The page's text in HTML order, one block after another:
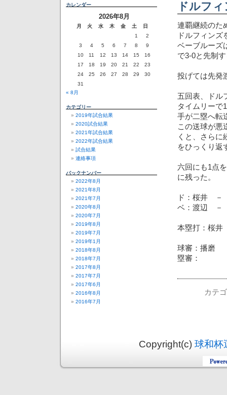
ドルフ
連覇継続のた
ドルフィン
ベーブルーズ
で3-0と先制
投げては先発
五回表、ドル
タイムリーで
手が二塁へ転
この送球が悪
くと、さらに
をひっくり返
六回にも1点
に残った。
ド：桜井
ベ：渡辺 －
本塁打：桜井
球審：播磨
塁審：
カテ
カレンダー
2026年8月
月 火 水 木 金 土
日
1
2
3
4 5 6 7 8
9
10
11 12 13 14 15
16
17
18 19 20 21 22
23
24
25 26 27 28 29
30
31
« 8月
カテゴリー
2019年試合結果
2020試合結果
2021年試合結果
2022年試合結果
試合結果
連絡事項
バックナンバー
2022年8月
2021年8月
2021年7月
2020年8月
2020年7月
2019年8月
2019年7月
2019年1月
2018年8月
2018年7月
2017年8月
2017年7月
2017年6月
2016年8月
2016年7月
Copyright(c) 球和杯